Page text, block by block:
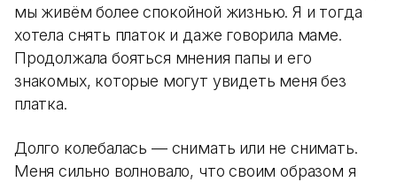
мы живём более спокойной жизнью. Я и тогда
хотела снять платок и даже говорила маме.
Продолжала бояться мнения папы и его
знакомых, которые могут увидеть меня без
платка.
Долго колебалась — снимать или не снимать.
Меня сильно волновало, что своим образом я